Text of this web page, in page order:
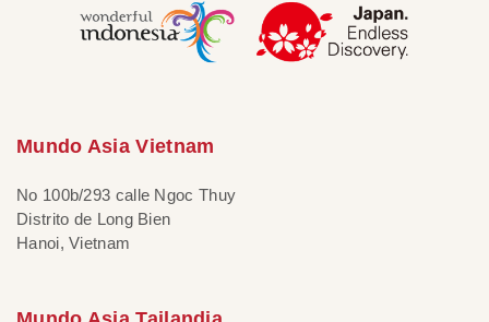
Mundo Asia Vietnam
No 100b/293 calle Ngoc Thuy
Distrito de Long Bien
Hanoi, Vietnam